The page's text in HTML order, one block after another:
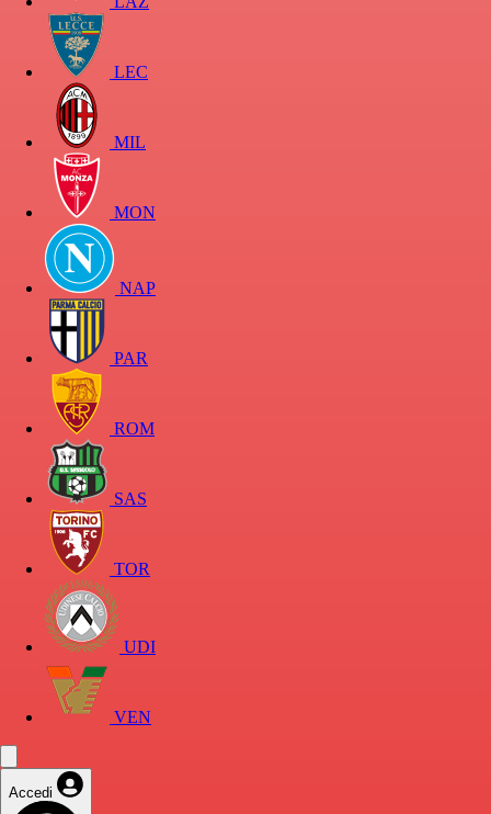
LEC
MIL
MON
NAP
PAR
ROM
SAS
TOR
UDI
VEN
Accedi